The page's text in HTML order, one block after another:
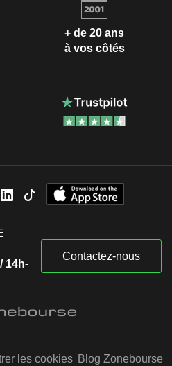
+ de 20 ans
à vos côtés
14h-
Contactez-nous
les cookies Blog Zonebourse